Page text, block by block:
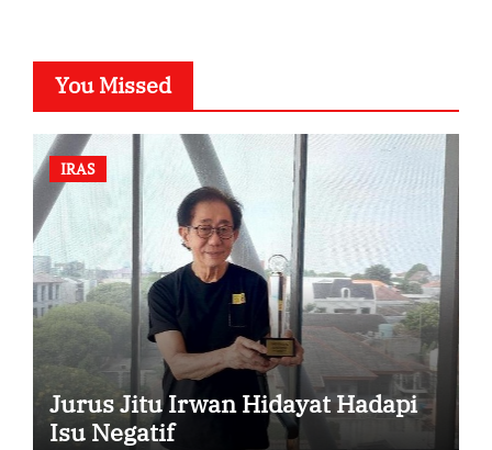
You Missed
IRAS
Jurus Jitu Irwan Hidayat Hadapi
Isu Negatif